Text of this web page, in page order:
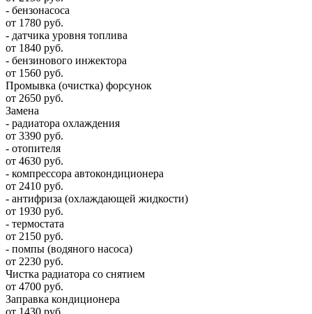
- бензонасоса
от 1780 руб.
- датчика уровня топлива
от 1840 руб.
- бензинового инжектора
от 1560 руб.
Промывка (очистка) форсунок
от 2650 руб.
Замена
- радиатора охлаждения
от 3390 руб.
- отопителя
от 4630 руб.
- компрессора автокондиционера
от 2410 руб.
- антифриза (охлаждающей жидкости)
от 1930 руб.
- термостата
от 2150 руб.
- помпы (водяного насоса)
от 2230 руб.
Чистка радиатора со снятием
от 4700 руб.
Заправка кондиционера
от 1430 руб.